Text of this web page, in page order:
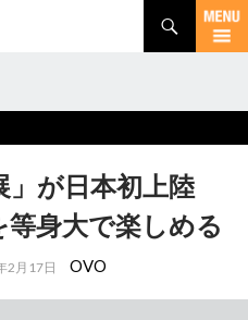
」が日本初上陸
身大で楽しめる
2月17日 OVO